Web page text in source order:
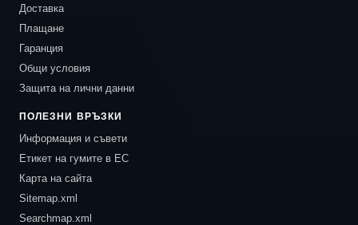
Доставка
Плащане
Гаранция
Общи условия
Защита на лични данни
ПОЛЕЗНИ ВРЪЗКИ
Информация и съвети
Етикет на гумите в ЕС
Карта на сайта
Sitemap.xml
Searchmap.xml